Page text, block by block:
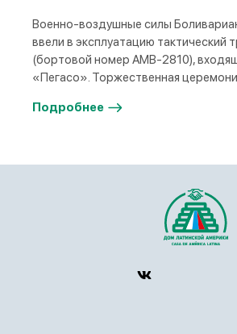
Военно-воздушные силы
ввели в эксплуатацию
(бортовой номер AMB-2810),
«Пегасо». Торжественная
Подробнее